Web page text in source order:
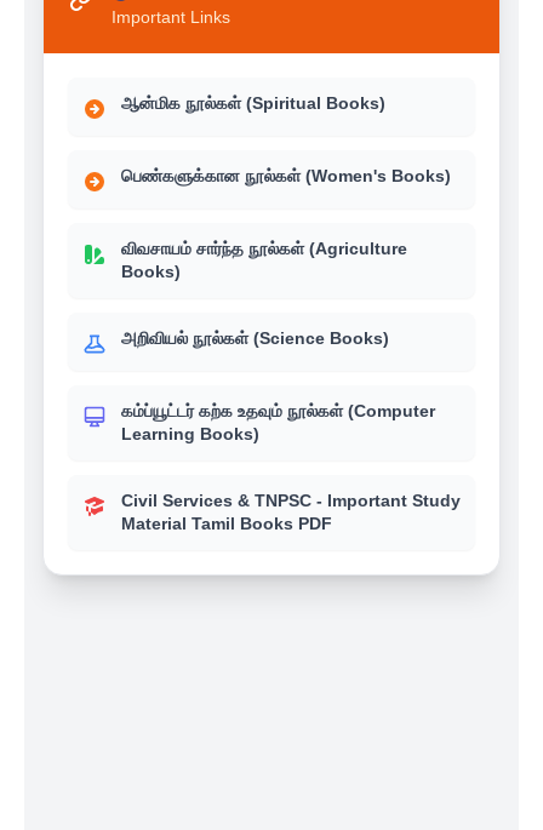
Important Links
ஆன்மிக நூல்கள் (Spiritual Books)
பெண்களுக்கான நூல்கள் (Women's Books)
விவசாயம் சார்ந்த நூல்கள் (Agriculture
Books)
அறிவியல் நூல்கள் (Science Books)
கம்ப்யூட்டர் கற்க உதவும் நூல்கள் (Computer
Learning Books)
Civil Services & TNPSC - Important Study
Material Tamil Books PDF